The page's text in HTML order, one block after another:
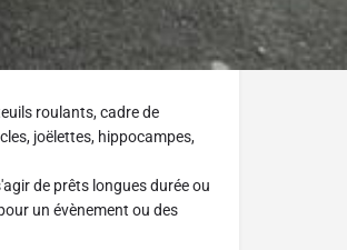
prête du matériel.
et vous pouvez emprunter
de donnée d'une centaine
roulants, cadre de
joëlettes, hippocampes,
de prêts longues durée ou
un évènement ou des